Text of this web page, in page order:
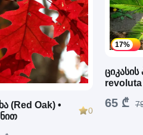
(Red Oak) •
0
17%
revoluta
65 ₾